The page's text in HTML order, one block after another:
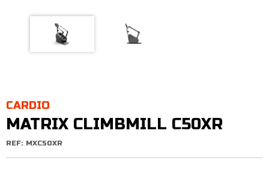
CARDIO
MATRIX CLIMBMILL C50XR
REF: MXC50XR